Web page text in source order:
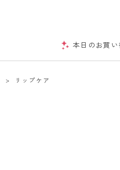
本日のお買い
> リップケア